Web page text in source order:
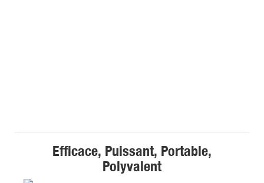
Efficace, Puissant, Portable,
Polyvalent